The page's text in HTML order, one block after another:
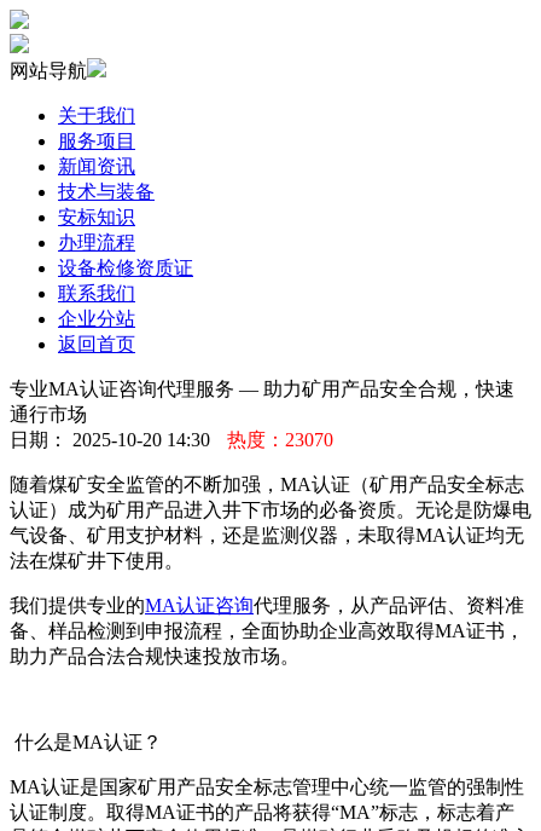
网站导航
关于我们
服务项目
新闻资讯
技术与装备
安标知识
办理流程
设备检修资质证
联系我们
企业分站
返回首页
专业MA认证咨询代理服务 — 助力矿用产品安全合规，快速
通行市场
日期： 2025-10-20 14:30
热度：23070
随着煤矿安全监管的不断加强，MA认证（矿用产品安全标志
认证）成为矿用产品进入井下市场的必备资质。无论是防爆电
气设备、矿用支护材料，还是监测仪器，未取得MA认证均无
法在煤矿井下使用。
我们提供专业的MA认证咨询代理服务，从产品评估、资料准
备、样品检测到申报流程，全面协助企业高效取得MA证书，
助力产品合法合规快速投放市场。
什么是MA认证？
MA认证是国家矿用产品安全标志管理中心统一监管的强制性
认证制度。取得MA证书的产品将获得“MA”标志，标志着产